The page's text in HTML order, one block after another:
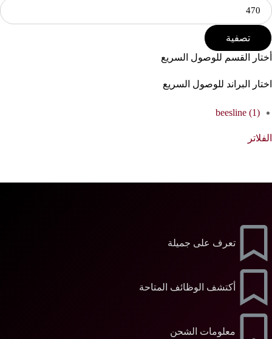
تصفية
أختار القسم للوصول السريع
اختار البراند للوصول السريع
beesline (1)
الفلاتر
تعرف على جميلة
أكتشف الوظائف المتاحة
معلومات الشحن